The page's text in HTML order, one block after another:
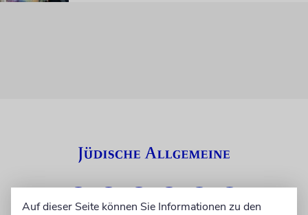
Auf dieser Seite können Sie Informationen zu den